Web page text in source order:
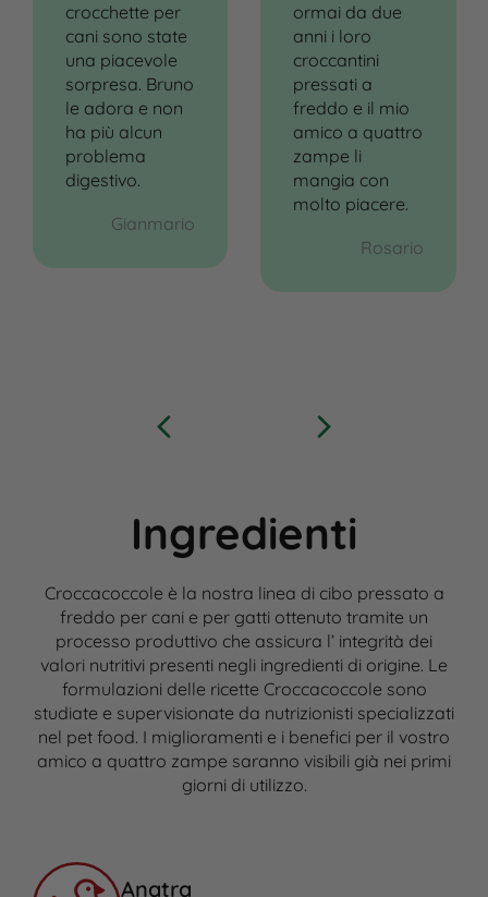
crocchette per
cani sono state
una piacevole
sorpresa. Bruno
le adora e non
ha più alcun
problema
digestivo.
Gianmario
ormai da due
anni i loro
croccantini
pressati a
freddo e il mio
amico a quattro
zampe li
mangia con
molto piacere.
Rosario
Ingredienti
Croccacoccole è la nostra linea di cibo pressato a
freddo per cani e per gatti ottenuto tramite un
processo produttivo che assicura l’ integrità dei
valori nutritivi presenti negli ingredienti di origine. Le
formulazioni delle ricette Croccacoccole sono
studiate e supervisionate da nutrizionisti specializzati
nel pet food. I miglioramenti e i benefici per il vostro
amico a quattro zampe saranno visibili già nei primi
giorni di utilizzo.
Anatra